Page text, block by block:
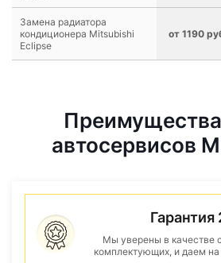
Замена радиатора
кондиционера Mitsubishi
Eclipse
от 1190
автосервисов
Гарантия
Мы уверены в качестве
комплектующих, и даем на